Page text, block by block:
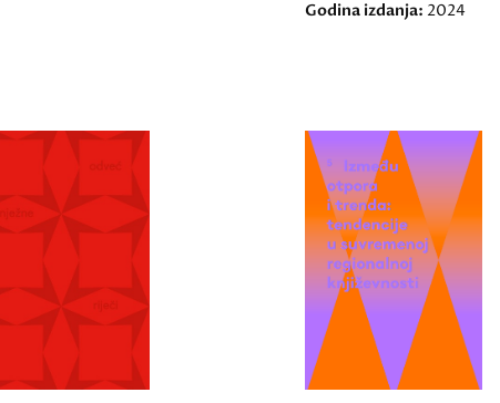
Godina izdanja: 2024